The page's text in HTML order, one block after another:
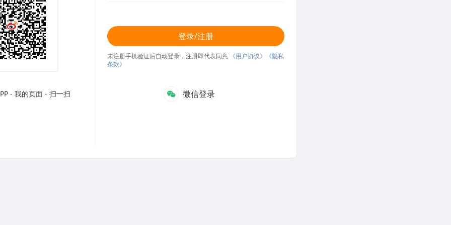
- 我的页面 - 扫一扫
登录/注册
未注册手机验证后自动登录，注册即代表同意 《用户协议》
《隐私
条款》
微信登录